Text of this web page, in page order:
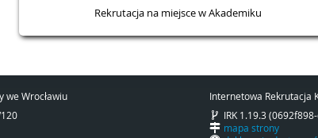
Rekrutacja na miejsce w Akademiku
we Wrocławiu
Internetowa Rekrutacja
IRK 1.19.3
mapa strony